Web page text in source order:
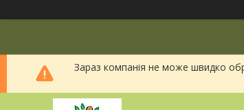
Зараз компанія не може швидко